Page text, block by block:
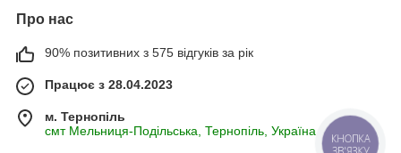
Про нас
90% позитивних з 575 відгуків за рік
Працює з 28.04.2023
м. Тернопіль
смт Мельниця-Подільська, Тернопіль, Україна
КНОПКА
ЗВ'ЯЗКУ